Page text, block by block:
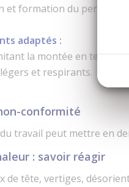
et formation du personnel.
adaptés :
la montée en
et respirants.
conformité
du travail peut mettre en
: savoir réagir
de tête, vertiges,